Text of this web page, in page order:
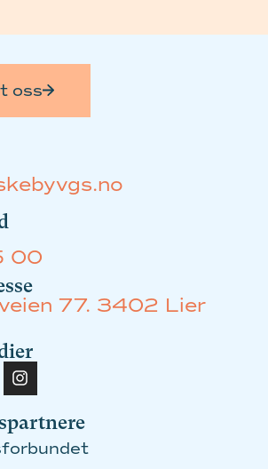
oss
00
77. 3402 Lier